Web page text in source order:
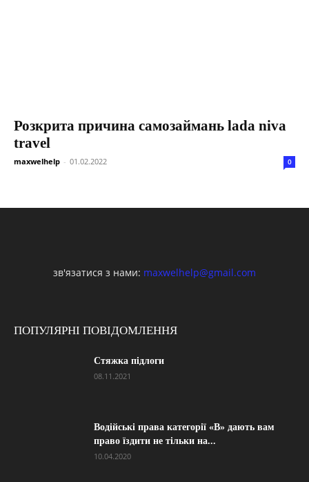
Розкрита причина самозаймань lada niva
travel
maxwelhelp - 01.02.2022 0
зв'язатися з нами: maxwelhelp@gmail.com
ПОПУЛЯРНІ ПОВІДОМЛЕННЯ
Стяжка підлоги
08.11.2021
Водійські права категорії «B» дають вам
право їздити не тільки на...
10.04.2020